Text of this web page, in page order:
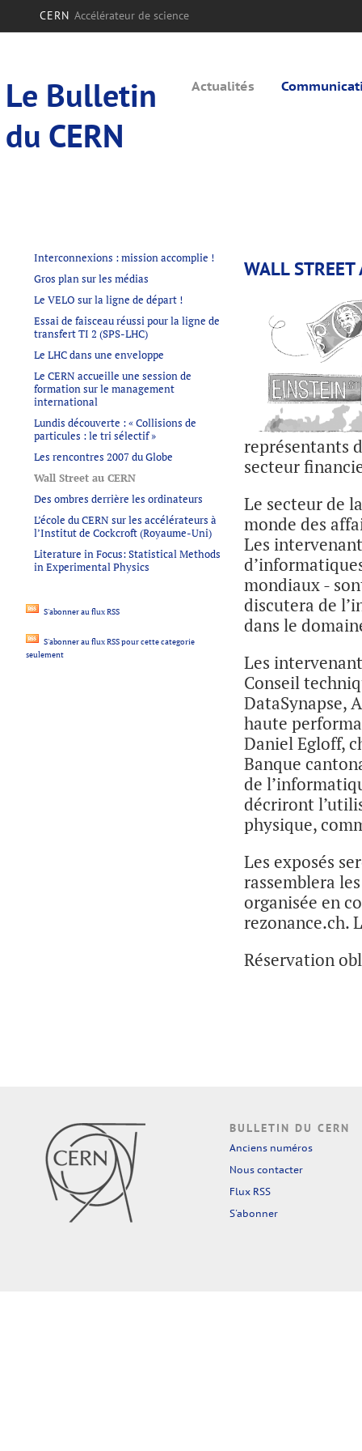
CERN Accélérateur de science
Le Bulletin
du CERN
Actualités
Interconnexions : mission accomplie !
Gros plan sur les médias
Le VELO sur la ligne de départ !
Essai de faisceau réussi pour la ligne de
transfert TI 2 (SPS-LHC)
Le LHC dans une enveloppe
Le CERN accueille une session de
formation sur le management
international
Lundis découverte : « Collisions de
particules : le tri sélectif »
Les rencontres 2007 du Globe
Wall Street au CERN
Des ombres derrière les ordinateurs
L’école du CERN sur les accélérateurs à
l’Institut de Cockcroft (Royaume-Uni)
Literature in Focus: Statistical Methods
in Experimental Physics
S'abonner au flux RSS
S'abonner au flux RSS pour cette categorie
seulement
WALL STREET
représentants
secteur
Le secteur de
monde des
Les
mondiaux -
discutera de
dans le
Les
Conseil
DataSynapse,
haute
Daniel Egloff,
Banque
de
décriront
physique,
Les exposés
rassemblera
organisée en
rezonance.ch.
Réservation
BULLETIN DU CERN
Anciens numéros
Nous contacter
Flux RSS
S'abonner